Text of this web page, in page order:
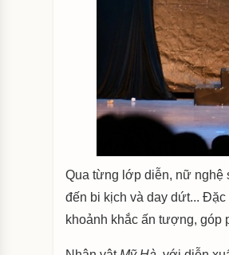
Qua từng lớp diễn, nữ nghệ
đến bi kịch và day dứt...
khoảnh khắc ấn tượng, góp